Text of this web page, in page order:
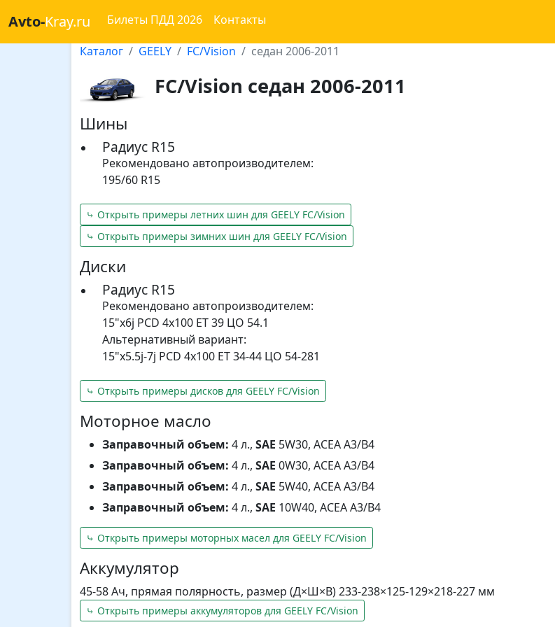
Avto-Kray.ru Билеты ПДД 2026 Контакты
Каталог GEELY FC/Vision седан 2006-2011
FC/Vision седан 2006-2011
Шины
Радиус R15
Рекомендовано автопроизводителем:
195/60 R15
⤷ Открыть примеры летних шин для GEELY FC/Vision
⤷ Открыть примеры зимних шин для GEELY FC/Vision
Диски
Радиус R15
Рекомендовано автопроизводителем:
15"x6j PCD 4x100 ET 39 ЦО 54.1
Альтернативный вариант:
15"x5.5j-7j PCD 4x100 ET 34-44 ЦО 54-281
⤷ Открыть примеры дисков для GEELY FC/Vision
Моторное масло
Заправочный объем: 4 л., SAE 5W30, ACEA A3/B4
Заправочный объем: 4 л., SAE 0W30, ACEA A3/B4
Заправочный объем: 4 л., SAE 5W40, ACEA A3/B4
Заправочный объем: 4 л., SAE 10W40, ACEA A3/B4
⤷ Открыть примеры моторных масел для GEELY FC/Vision
Аккумулятор
45-58 Ач, прямая полярность, размер (Д×Ш×В) 233-238×125-129×218-227 мм
⤷ Открыть примеры аккумуляторов для GEELY FC/Vision